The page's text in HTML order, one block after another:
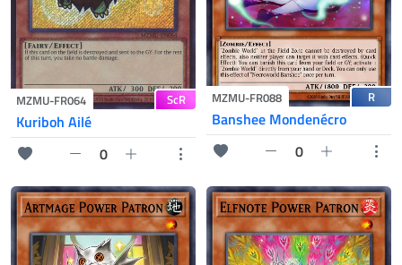
MZMU-FR064 ScR
Kuriboh Ailé
0
MZMU-FR088 R
Banshee Mondenécro
0